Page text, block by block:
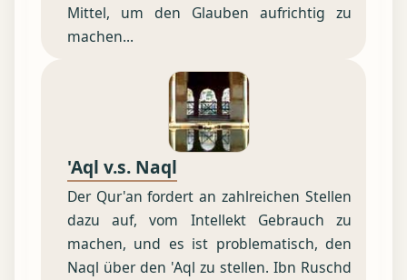
Mittel, um den Glauben aufrichtig zu
machen...
'Aql v.s. Naql
Der Qur'an fordert an zahlreichen Stellen
dazu auf, vom Intellekt Gebrauch zu
machen, und es ist problematisch, den
Naql über den 'Aql zu stellen. Ibn Ruschd